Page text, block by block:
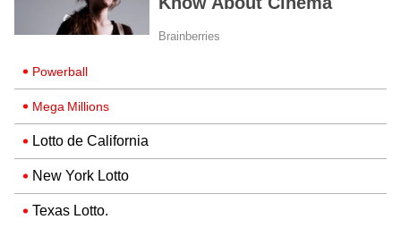
Powerball
Mega Millions
Lotto de California
New York Lotto
Texas Lotto.